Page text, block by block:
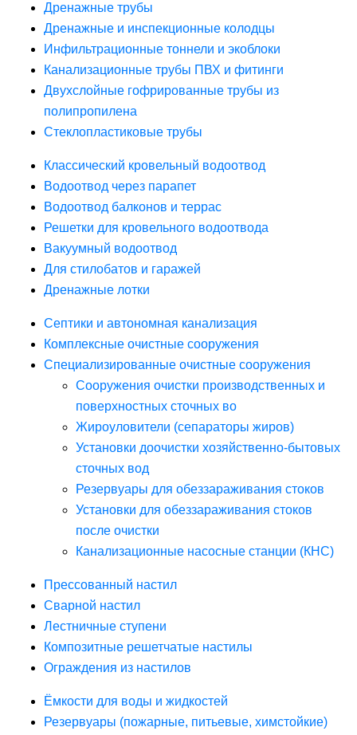
Дренажные трубы
Дренажные и инспекционные колодцы
Инфильтрационные тоннели и экоблоки
Канализационные трубы ПВХ и фитинги
Двухслойные гофрированные трубы из
полипропилена
Стеклопластиковые трубы
Классический кровельный водоотвод
Водоотвод через парапет
Водоотвод балконов и террас
Решетки для кровельного водоотвода
Вакуумный водоотвод
Для стилобатов и гаражей
Дренажные лотки
Септики и автономная канализация
Комплексные очистные сооружения
Специализированные очистные сооружения
Сооружения очистки производственных и
поверхностных сточных во
Жироуловители (сепараторы жиров)
Установки доочистки хозяйственно-бытовых
сточных вод
Резервуары для обеззараживания стоков
Установки для обеззараживания стоков
после очистки
Канализационные насосные станции (КНС)
Прессованный настил
Сварной настил
Лестничные ступени
Композитные решетчатые настилы
Ограждения из настилов
Ёмкости для воды и жидкостей
Резервуары (пожарные, питьевые, химстойкие)